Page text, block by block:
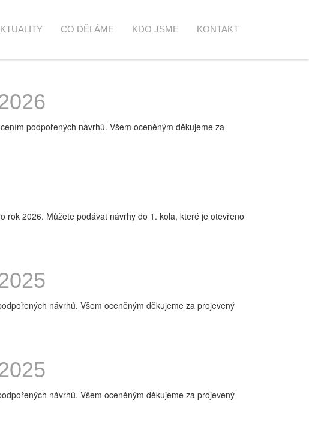
CO DĚLÁME KDO JSME KONTAKT
podpořených návrhů. Všem oceněným děkujeme za
rok 2026. Můžete podávat návrhy do 1. kola, které je otevřeno
návrhů. Všem oceněným děkujeme za projevený
návrhů. Všem oceněným děkujeme za projevený